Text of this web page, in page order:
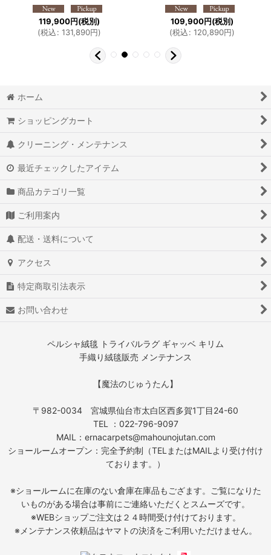
119,900円(税別)
(税込: 131,890円)
109,900円(税別)
(税込: 120,890円)
ホーム
ショッピングカート
クリーニング・メンテナンス
最近チェックしたアイテム
商品カテゴリ一覧
ご利用案内
配送・送料について
アクセス
特定商取引法表示
お問い合わせ
ペルシャ絨毯 トライバルラグ ギャッベ キリム
手織り絨毯販売 メンテナンス
【魔法のじゅうたん】
〒982-0034 宮城県仙台市太白区西多賀1丁目24-60
TEL ：022-796-9097
MAIL：ernacarpets@mahounojutan.com
ショールームオープン：完全予約制（TELまたはMAILより受け付け
ております。）
※ショールームに在庫のない倉庫在庫品もござます。ご覧になりた
いものがある場合は事前にご連絡いただくとスムーズです。
※WEBショップご注文は２４時間受け付けております。
※メンテナンス依頼品はヤマトの決済をご利用いただけません。